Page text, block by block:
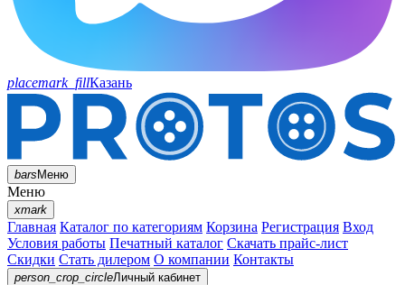
placemark_fillКазань
barsМеню
Меню
xmark
Главная Каталог по категориям Корзина Регистрация Вход
Условия работы Печатный каталог Скачать прайс-лист
Скидки Стать дилером О компании Контакты
person_crop_circleЛичный кабинет